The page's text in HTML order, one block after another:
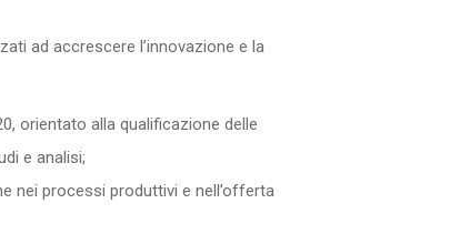
ad accrescere l’innovazione e la
orientato alla qualificazione delle
e analisi;
nei processi produttivi e nell’offerta